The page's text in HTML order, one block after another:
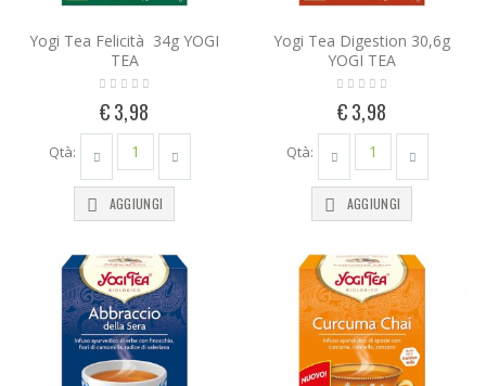
Yogi Tea Felicità 34g YOGI
TEA
€ 3,98
Qtà:
AGGIUNGI
Yogi Tea Digestion 30,6g
YOGI TEA
€ 3,98
Qtà:
AGGIUNGI